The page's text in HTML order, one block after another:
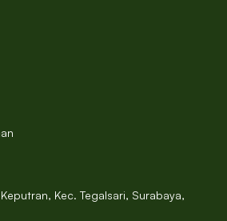
Kec. Tegalsari, Surabaya,